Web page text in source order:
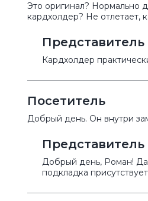
Это оригинал? Нормально
кардхолдер? Не отлетает,
Представитель
Кардхолдер
Посетитель
Добрый день. Он внутри
Представитель
Добрый день, Роман!
подкладка